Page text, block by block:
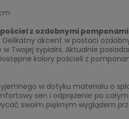
z ozdobnymi pomponami
Delikatny akcent w postaci
Twojej sypialni. Aktualnie
kolory pościeli z
w dotyku materiału o
sen i odprężenie po
swoim pięknym wyglądem